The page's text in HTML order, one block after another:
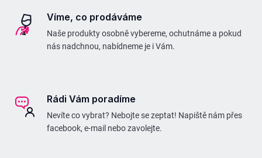
Víme, co prodáváme
Naše produkty osobně vybereme, ochutnáme a pokud
nás nadchnou, nabídneme je i Vám.
Rádi Vám poradíme
Nevíte co vybrat? Nebojte se zeptat! Napiště nám přes
facebook, e-mail nebo zavolejte.